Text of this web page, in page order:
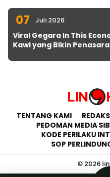
07 Juli 2026
Viral Gegara In This
Kawi yang Bikin
TENTANG KAMI
PEDOMAN MEDIA
KODE PERILAKU
SOP
© 2026